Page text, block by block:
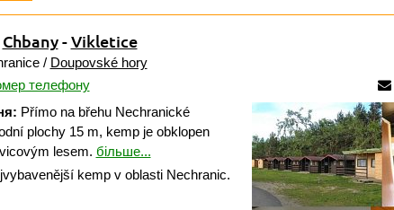
Chbany-Vikletice
/ Doupovské hory
телефону
Přímo na břehu Nechranické
plochy 15 m, kemp je obklopen
lesem. більше...
kemp v oblasti Nechranic.